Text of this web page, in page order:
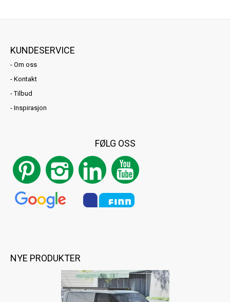
KUNDESERVICE
- Om oss
- Kontakt
-Tilbud
- Inspirasjon
FØLG OSS
NYE PRODUKTER
Tilbehør